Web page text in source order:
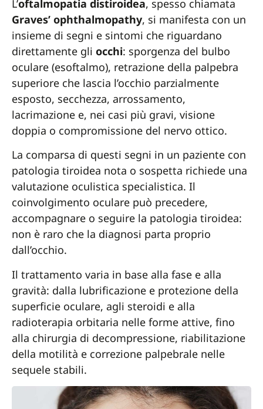
L’oftalmopatia distiroidea, spesso chiamata
Graves’ ophthalmopathy, si manifesta con un
insieme di segni e sintomi che riguardano
direttamente gli occhi: sporgenza del bulbo
oculare (esoftalmo), retrazione della palpebra
superiore che lascia l’occhio parzialmente
esposto, secchezza, arrossamento,
lacrimazione e, nei casi più gravi, visione
doppia o compromissione del nervo ottico.
La comparsa di questi segni in un paziente con
patologia tiroidea nota o sospetta richiede una
valutazione oculistica specialistica. Il
coinvolgimento oculare può precedere,
accompagnare o seguire la patologia tiroidea:
non è raro che la diagnosi parta proprio
dall’occhio.
Il trattamento varia in base alla fase e alla
gravità: dalla lubrificazione e protezione della
superficie oculare, agli steroidi e alla
radioterapia orbitaria nelle forme attive, fino
alla chirurgia di decompressione, riabilitazione
della motilità e correzione palpebrale nelle
sequele stabili.